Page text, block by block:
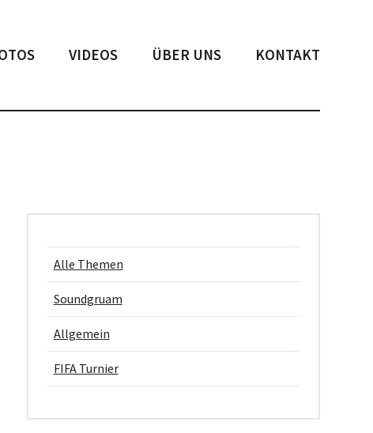
VIDEOS ÜBER UNS KONTAKT
Alle Themen
Soundgruam
Allgemein
FIFA Turnier